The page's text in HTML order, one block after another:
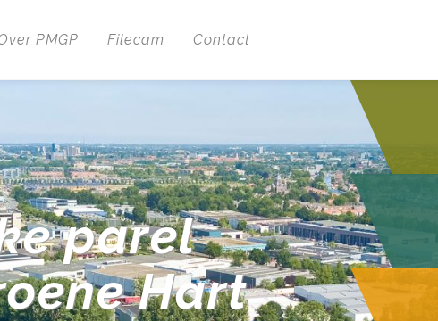
PMGP Filecam Contact
parel
Hart